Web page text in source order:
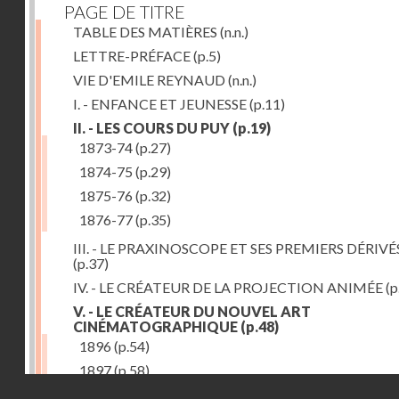
PAGE DE TITRE
TABLE DES MATIÈRES (n.n.)
LETTRE-PRÉFACE(p.5)
VIE D'EMILE REYNAUD (n.n.)
I. - ENFANCE ET JEUNESSE(p.11)
II. - LES COURS DU PUY (p.19)
1873-74(p.27)
1874-75 (p.29)
1875-76 (p.32)
1876-77(p.35)
III. - LE PRAXINOSCOPE ET SES PREMIERS
(p.37)
IV. - LE CRÉATEUR DE LA PROJECTION ANIMÉE
V. - LE CRÉATEUR DU NOUVEL ART
CINÉMATOGRAPHIQUE (p.48)
1896 (p.54)
1897(p.58)